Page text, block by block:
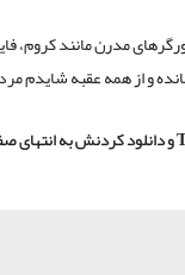
مدرن مانند کروم،